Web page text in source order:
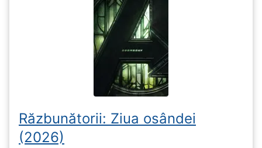
Răzbunătorii: Ziua osândei
(2026)